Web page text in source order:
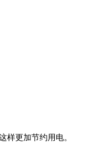
样更加节约用电。